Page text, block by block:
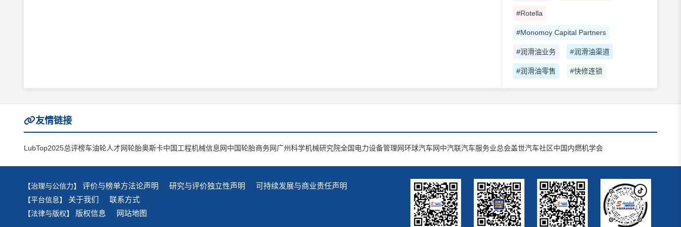
#Rotella
#Monomoy Capital Partners
#润滑油业务 #润滑油渠道
#润滑油零售 #快修连锁
友情链接
LubTop2025总评榜车油轮人才网轮胎奥斯卡中国工程机械信息网中国轮胎商务网广州科学机械研究院全国电力设备管理网环球汽车网中汽联汽车服务业总会盖世汽车社区中国内燃机学会
【治理与公信力】 评价与榜单方法论声明 研究与评价独立性声明 可持续发展与商业责任声明
【平台信息】 关于我们 联系方式
【法律与版权】 版权信息 网站地图